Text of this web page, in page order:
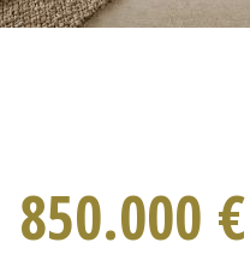
850.000 €